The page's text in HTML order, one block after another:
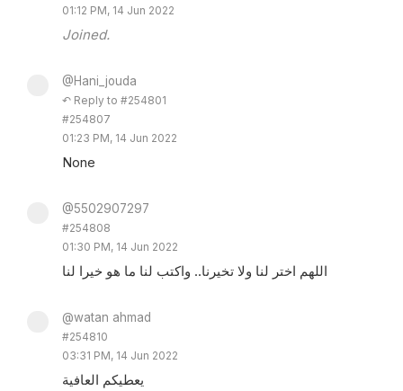
01:12 PM, 14 Jun 2022
Joined.
@Hani_jouda
↶ Reply to #254801
#254807
01:23 PM, 14 Jun 2022
None
@5502907297
#254808
01:30 PM, 14 Jun 2022
اللهم اختر لنا ولا تخيرنا.. واكتب لنا ما هو خيرا لنا
@watan ahmad
#254810
03:31 PM, 14 Jun 2022
يعطيكم العافية